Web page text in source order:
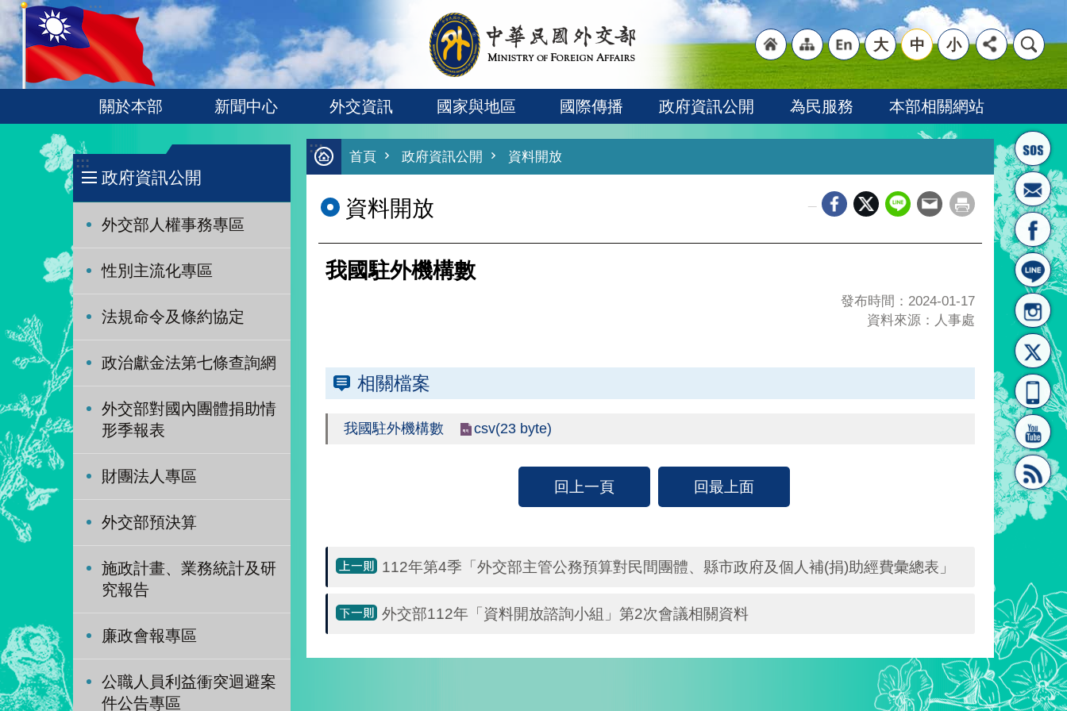
跳到主要內容區塊
:::
首頁
"網
站導
結]"
"英
文語
大 中 小
關於本部 新聞中心 外交資訊 國家與地區 國際傳播 政府資訊公開 為民服務 本部相關網站
:::
政府資訊公開
外交部人權事務專區
性別主流化專區
法規命令及條約協定
政治獻金法第七條查詢網
外交部對國內團體捐助情
形季報表
財團法人專區
外交部預決算
施政計畫、業務統計及研
究報告
廉政會報專區
公職人員利益衝突迴避案
件公告專區
:::
首頁 政府資訊公開 資料開放
資料開放
我國駐外機構數
發布時間：2024-01-17
資料來源：人事處
相關檔案
我國駐外機構數 csv(23 byte)
回上一頁 回最上面
112年第4季「外交部主管公務預算對民間團體、縣市政府及個人補(捐)助經費彙總表」
外交部112年「資料開放諮詢小組」第2次會議相關資料